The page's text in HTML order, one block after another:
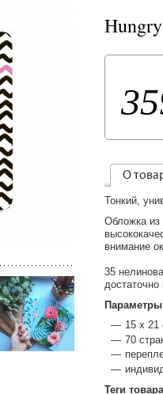
О
Тонкий,
Обложка из
внимание
35
Параметры
15 х
70
Теги товара